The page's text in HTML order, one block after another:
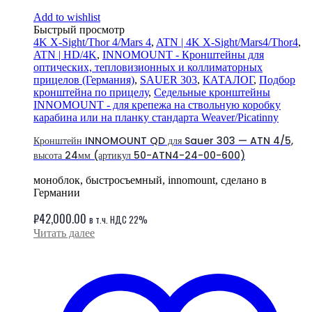
Add to wishlist
Быстрый просмотр
4K X-Sight/Thor 4/Mars 4, ATN | 4K X-Sight/Mars4/Thor4,
ATN | HD/4K, INNOMOUNT - Кронштейны для
оптических, тепловизионных и коллиматорных
прицелов (Германия), SAUER 303, КАТАЛОГ, Подбор
кронштейна по прицелу, Седельные кронштейны
INNOMOUNT - для крепежа на ствольную коробку
карабина или на планку стандарта Weaver/Picatinny
Кронштейн INNOMOUNT QD для Sauer 303 — ATN 4/5,
высота 24мм (артикул 50-ATN4-24-00-600)
моноблок, быстросъемный, innomount, сделано в
Германии
₽42,000.00 в т.ч. НДС 22%
Читать далее